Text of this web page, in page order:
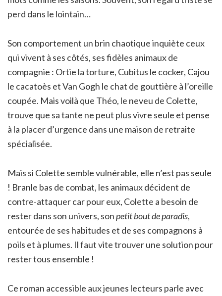
perd dans le lointain…
Son comportement un brin chaotique inquiète ceux
qui vivent à ses côtés, ses fidèles animaux de
compagnie : Ortie la torture, Cubitus le cocker, Cajou
le cacatoès et Van Gogh le chat de gouttière à l’oreille
coupée. Mais voilà que Théo, le neveu de Colette,
trouve que sa tante ne peut plus vivre seule et pense
à la placer d’urgence dans une maison de retraite
spécialisée.
Mais si Colette semble vulnérable, elle n’est pas seule
! Branle bas de combat, les animaux décident de
contre-attaquer car pour eux, Colette a besoin de
rester dans son univers, sonpetit bout de paradis,
entourée de ses habitudes et de ses compagnons à
poils et à plumes. Il faut vite trouver une solution pour
rester tous ensemble !
Ce roman accessible aux jeunes lecteurs parle avec